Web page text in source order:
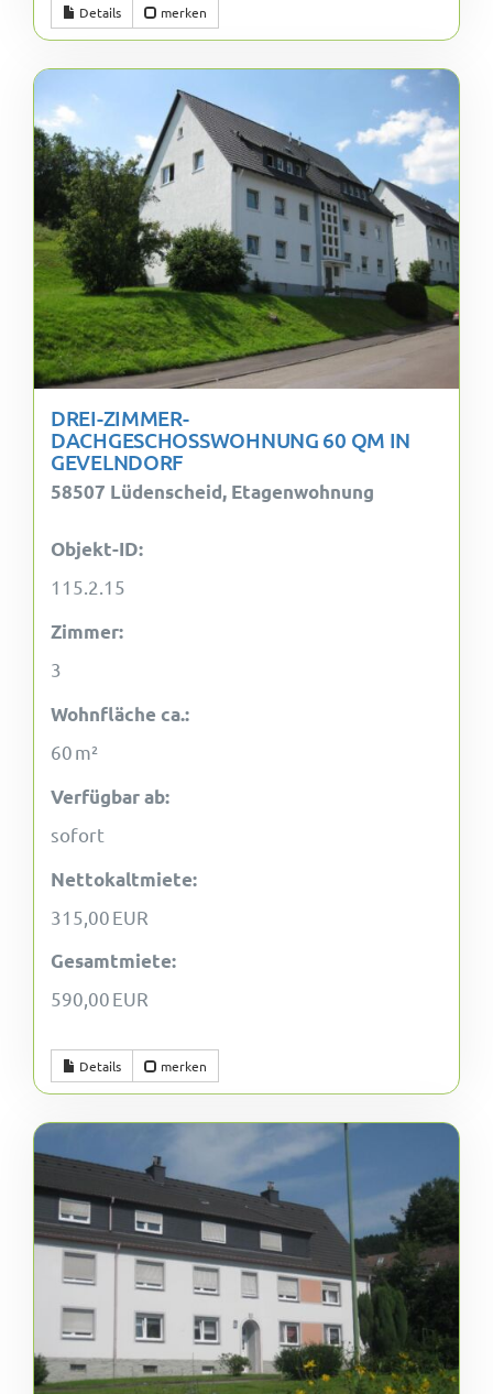
Details merken
DREI-ZIMMER-
DACHGESCHOSSWOHNUNG 60 QM IN
GEVELNDORF
58507 Lüdenscheid, Etagenwohnung
Objekt-ID:
115.2.15
Zimmer:
3
Wohnfläche ca.:
60 m²
Verfügbar ab:
sofort
Nettokaltmiete:
315,00 EUR
Gesamtmiete:
590,00 EUR
Details merken